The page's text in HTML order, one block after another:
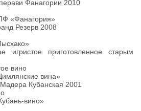
Фанагории 2010
«Фанагория»
Резерв 2008
игристое приготовленное старым
вино
вина»
Кубанская 2001
вино»